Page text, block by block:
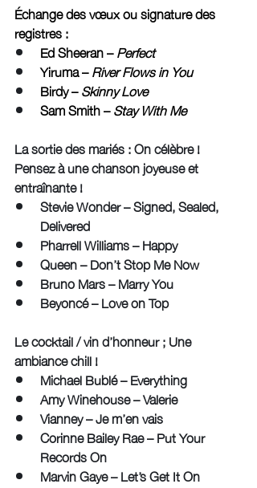
Échange des vœux ou signature des
registres :
Ed Sheeran – Perfect
Yiruma – River Flows in You
Birdy – Skinny Love
Sam Smith – Stay With Me
La sortie des mariés : On célèbre !
Pensez à une chanson joyeuse et
entraînante !
Stevie Wonder – Signed, Sealed,
Delivered
Pharrell Williams – Happy
Queen – Don’t Stop Me Now
Bruno Mars – Marry You
Beyoncé – Love on Top
Le cocktail / vin d’honneur ; Une
ambiance chill !
Michael Bublé – Everything
Amy Winehouse – Valerie
Vianney – Je m’en vais
Corinne Bailey Rae – Put Your
Records On
Marvin Gaye – Let’s Get It On